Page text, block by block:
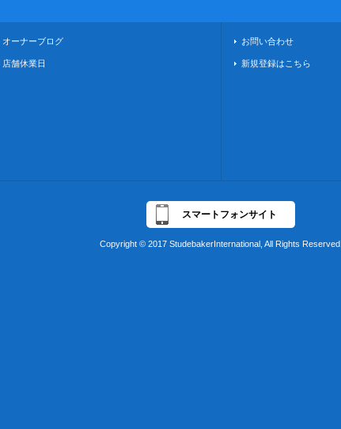
オーナーブログ
店舗休業日
お問い合わせ
新規登録はこちら
スマートフォンサイト
Copyright © 2017 StudebakerInternational, All Rights Reserved.